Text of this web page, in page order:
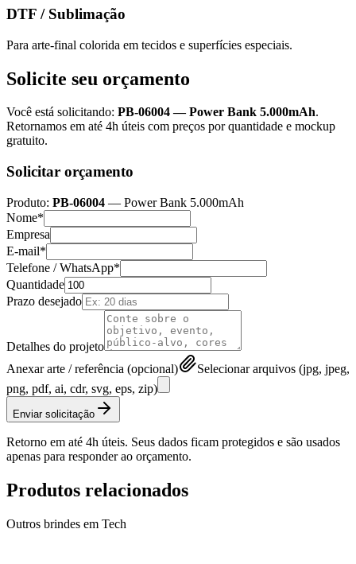
DTF / Sublimação
Para arte-final colorida em tecidos e superfícies especiais.
Solicite seu orçamento
Você está solicitando: PB-06004—Power Bank 5.000mAh.
Retornamos em até 4h úteis com preços por quantidade e mockup
gratuito.
Solicitar orçamento
Produto: PB-06004 — Power Bank 5.000mAh
Nome*
Empresa
E-mail*
Telefone / WhatsApp*
Quantidade
Prazo desejado
Detalhes do projeto
Anexar arte / referência (opcional)
Selecionar arquivos (jpg, jpeg,
png, pdf, ai, cdr, svg, eps, zip)
Enviar solicitação
Retorno em até 4h úteis. Seus dados ficam protegidos e são usados
apenas para responder ao orçamento.
Produtos relacionados
Outros brindes em Tech